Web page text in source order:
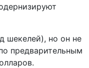
шекелей), но он не
предварительным